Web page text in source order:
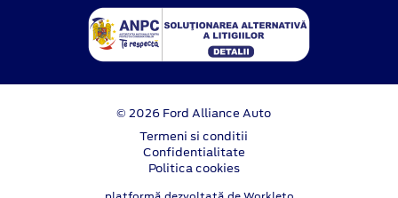
© 2026 Ford Alliance Auto
Termeni si conditii
Confidentialitate
Politica cookies